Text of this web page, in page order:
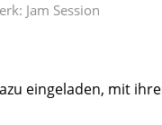
Jam Session
eingeladen, mit